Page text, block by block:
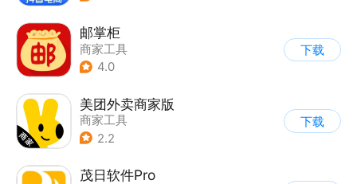
邮掌柜
商家工具
4.0
下载
美团外卖商家版
商家工具
2.2
下载
茂日软件Pro